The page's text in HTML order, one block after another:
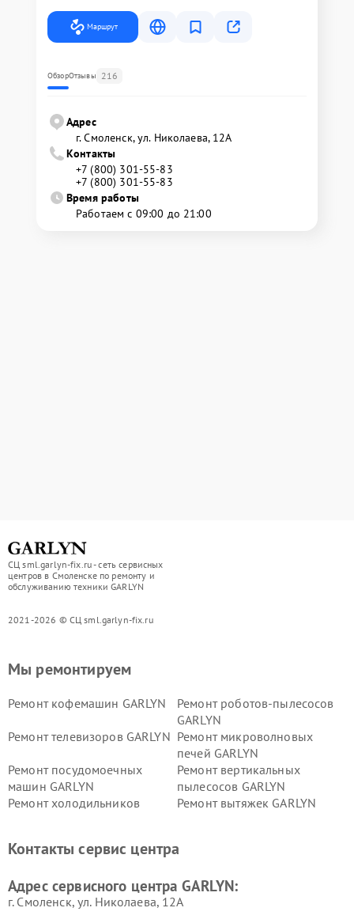
Маршрут
ОбзорОтзывы 216
Адрес
г. Смоленск, ул. Николаева, 12А
Контакты
+7 (800) 301-55-83
+7 (800) 301-55-83
Время работы
Работаем с 09:00 до 21:00
СЦ sml.garlyn-fix.ru - сеть сервисных
центров в Смоленске по ремонту и
обслуживанию техники GARLYN
2021-2026 © СЦ sml.garlyn-fix.ru
Мы ремонтируем
Ремонт кофемашин GARLYN
Ремонт роботов-пылесосов
GARLYN
Ремонт телевизоров GARLYN Ремонт микроволновых
печей GARLYN
Ремонт посудомоечных
машин GARLYN
Ремонт вертикальных
пылесосов GARLYN
Ремонт холодильников
Ремонт вытяжек GARLYN
стеклоочистителей GARLYN
GARLYN
GARLYN
Контакты сервис центра
Адрес сервисного центра GARLYN:
г. Смоленск, ул. Николаева, 12А